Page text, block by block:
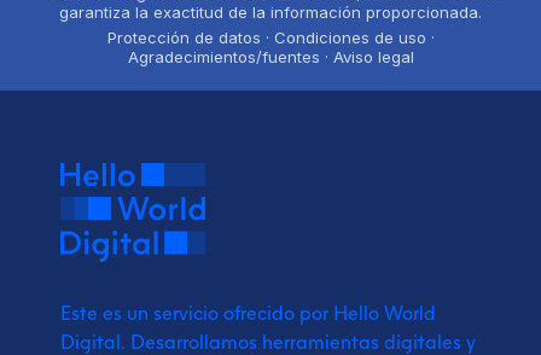
garantiza la exactitud de la información proporcionada.
Protección de datos · Condiciones de uso ·
Agradecimientos/fuentes · Aviso legal
Este es un servicio ofrecido por Hello World
Digital. Desarrollamos herramientas digitales y